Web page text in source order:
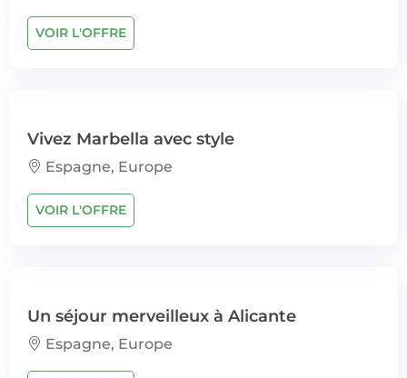
VOIR L'OFFRE
Vivez Marbella avec style
Espagne, Europe
VOIR L'OFFRE
Un séjour merveilleux à Alicante
Espagne, Europe